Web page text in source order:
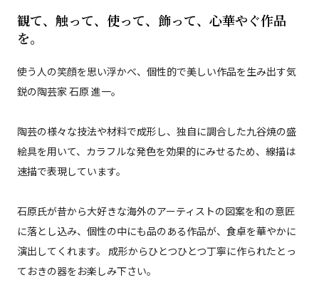
観て、触って、使って、飾って、心華やぐ作品
を。
使う人の笑顔を思い浮かべ、個性的で美しい作品を生み出す気
鋭の陶芸家 石原 進一。
陶芸の様々な技法や材料で成形し、独自に調合した九谷焼の盛
絵具を用いて、カラフルな発色を効果的にみせるため、線描は
速描で表現しています。
石原氏が昔から大好きな海外のアーティストの図案を和の意匠
に落とし込み、個性の中にも品のある作品が、食卓を華やかに
演出してくれます。 成形からひとつひとつ丁寧に作られたとっ
ておきの器をお楽しみ下さい。